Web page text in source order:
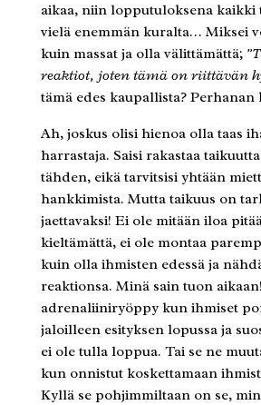
aikaa, niin lopputuloksena kaikki
vielä enemmän kuralta… Miksei
kuin massat ja olla välittämättä;
reaktiot, joten tämä on riittävän
tämä edes kaupallista? Perhanan
Ah, joskus olisi hienoa olla taas
harrastaja. Saisi rakastaa
tähden, eikä tarvitsisi yhtään
hankkimista. Mutta taikuus on
jaettavaksi! Ei ole mitään iloa
kieltämättä, ei ole montaa
kuin olla ihmisten edessä ja
reaktionsa. Minä sain tuon
adrenaliiniryöppy kun ihmiset
jaloilleen esityksen lopussa ja
ei ole tulla loppua. Tai se ne
kun onnistut koskettamaan
Kyllä se pohjimmiltaan on se,